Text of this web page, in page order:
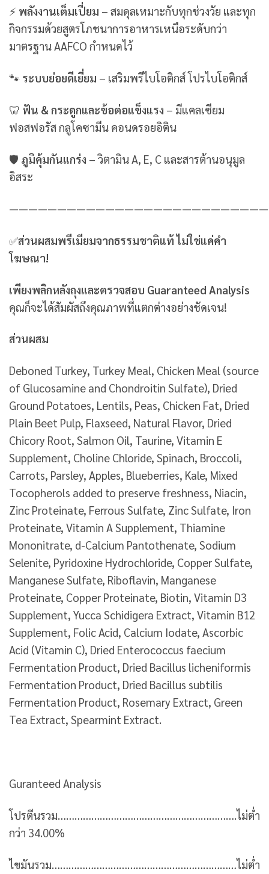
⚡ พลังงานเต็มเปี่ยม – สมดุลเหมาะกับทุกช่วงวัย และทุก
กิจกรรมด้วยสูตรโภชนาการอาหารเหนือระดับกว่า
มาตรฐาน AAFCO กำหนดไว้
🐾 ระบบย่อยดีเยี่ยม – เสริมพรีไบโอติกส์ โปรไบโอติกส์
🦷 ฟัน & กระดูกและข้อต่อแข็งแรง – มีแคลเซียม
ฟอสฟอรัส กลูโคซามีน คอนดรอยอิติน
🛡 ภูมิคุ้มกันแกร่ง – วิตามิน A, E, C และสารต้านอนุมูล
อิสระ
✅ส่วนผสมพรีเมียมจากธรรมชาติแท้ ไม่ใช่แค่คำ
โฆษณา!
เพียงพลิกหลังถุงและตรวจสอบ Guaranteed Analysis
คุณก็จะได้สัมผัสถึงคุณภาพที่แตกต่างอย่างชัดเจน!
ส่วนผสม
Deboned Turkey, Turkey Meal, Chicken Meal (source
of Glucosamine and Chondroitin Sulfate), Dried
Ground Potatoes, Lentils, Peas, Chicken Fat, Dried
Plain Beet Pulp, Flaxseed, Natural Flavor, Dried
Chicory Root, Salmon Oil, Taurine, Vitamin E
Supplement, Choline Chloride, Spinach, Broccoli,
Carrots, Parsley, Apples, Blueberries, Kale, Mixed
Tocopherols added to preserve freshness, Niacin,
Zinc Proteinate, Ferrous Sulfate, Zinc Sulfate, Iron
Proteinate, Vitamin A Supplement, Thiamine
Mononitrate, d-Calcium Pantothenate, Sodium
Selenite, Pyridoxine Hydrochloride, Copper Sulfate,
Manganese Sulfate, Riboflavin, Manganese
Proteinate, Copper Proteinate, Biotin, Vitamin D3
Supplement, Yucca Schidigera Extract, Vitamin B12
Supplement, Folic Acid, Calcium Iodate, Ascorbic
Acid (Vitamin C), Dried Enterococcus faecium
Fermentation Product, Dried Bacillus licheniformis
Fermentation Product, Dried Bacillus subtilis
Fermentation Product, Rosemary Extract, Green
Tea Extract, Spearmint Extract.
Guranteed Analysis
โปรตีนรวม……………………………………………………….ไม่ต่ำ
กว่า 34.00%
ไขมันรวม…………………………………………………………ไม่ต่ำ